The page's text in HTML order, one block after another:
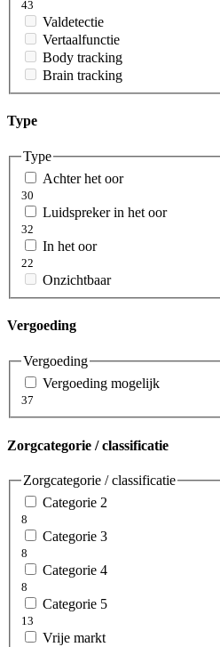
43
Valdetectie
Vertaalfunctie
Body tracking
Brain tracking
Type
Type
Achter het oor
30
Luidspreker in het oor
32
In het oor
22
Onzichtbaar
Vergoeding
Vergoeding
Vergoeding mogelijk
37
Zorgcategorie / classificatie
Zorgcategorie / classificatie
Categorie 2
8
Categorie 3
8
Categorie 4
8
Categorie 5
13
Vrije markt